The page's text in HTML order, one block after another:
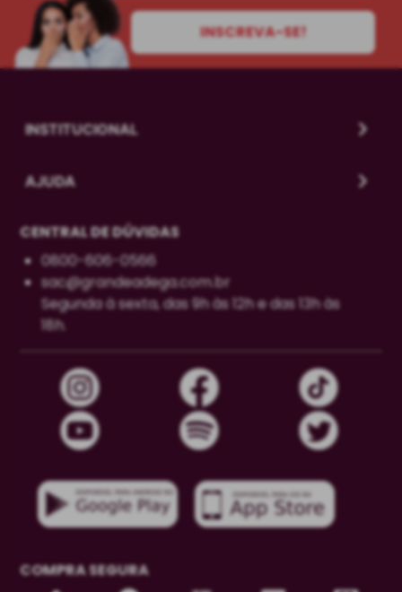
INSCREVA-SE!
INSTITUCIONAL
AJUDA
CENTRAL DE DÚVIDAS
0800-606-0566
sac@grandeadega.com.br
Segunda à sexta, das 9h às 12h e das 13h às
18h.
COMPRA SEGURA